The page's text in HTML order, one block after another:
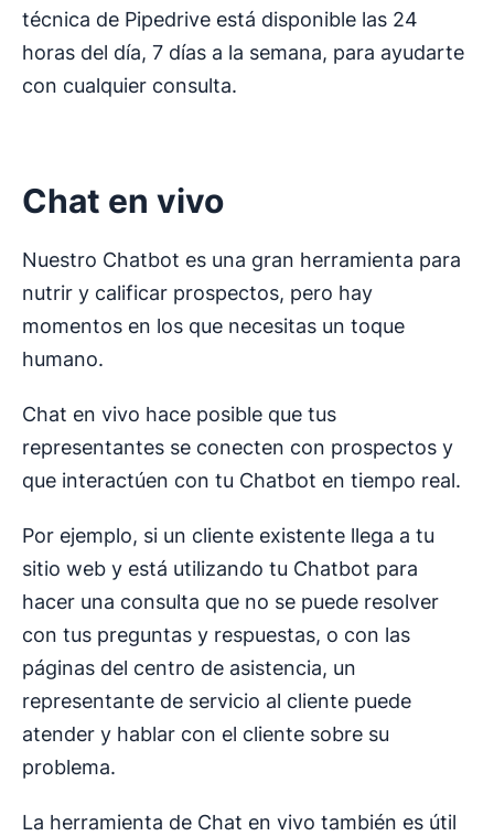
técnica de Pipedrive está disponible las 24
horas del día, 7 días a la semana, para ayudarte
con cualquier consulta.
Chat en vivo
Nuestro Chatbot es una gran herramienta para
nutrir y calificar prospectos, pero hay
momentos en los que necesitas un toque
humano.
Chat en vivo hace posible que tus
representantes se conecten con prospectos y
que interactúen con tu Chatbot en tiempo real.
Por ejemplo, si un cliente existente llega a tu
sitio web y está utilizando tu Chatbot para
hacer una consulta que no se puede resolver
con tus preguntas y respuestas, o con las
páginas del centro de asistencia, un
representante de servicio al cliente puede
atender y hablar con el cliente sobre su
problema.
La herramienta de Chat en vivo también es útil